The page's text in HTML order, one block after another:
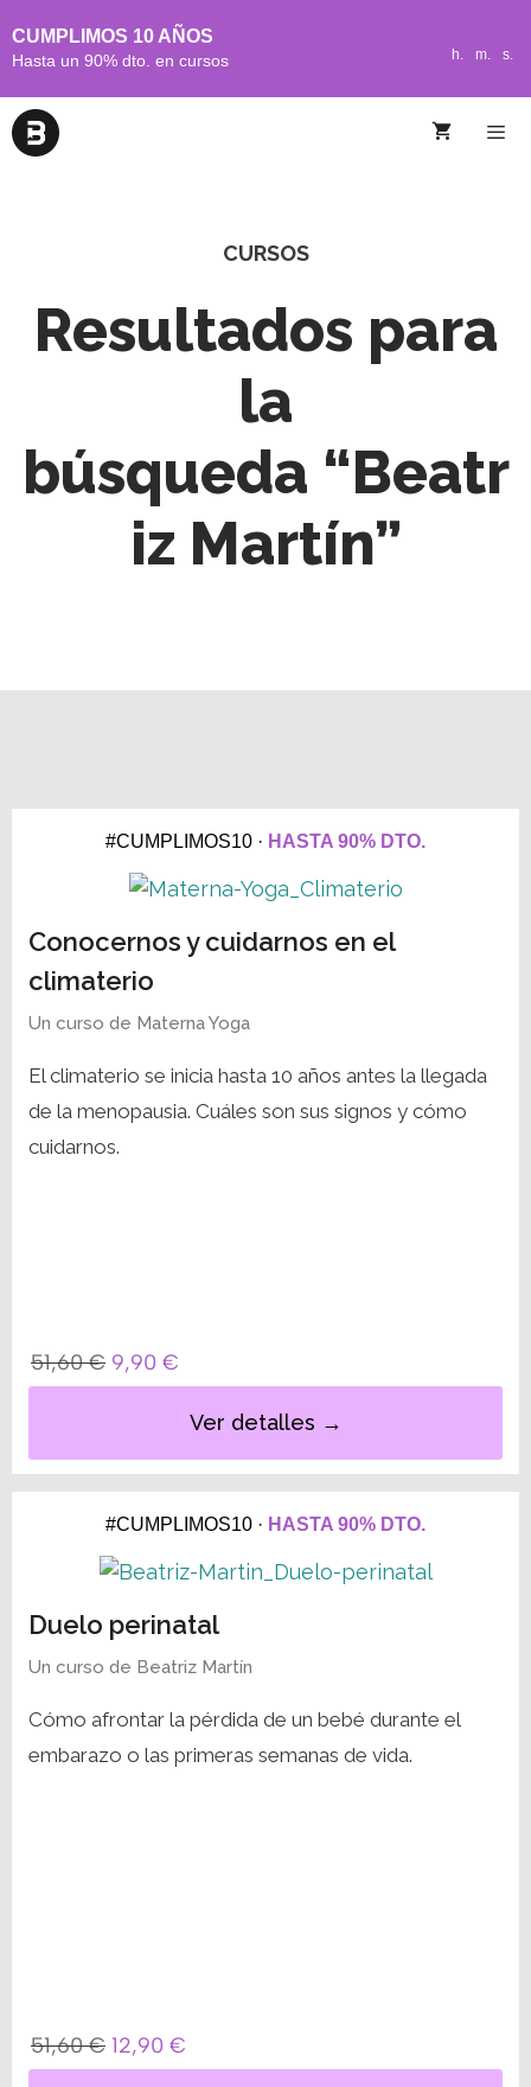
CUMPLIMOS 10 AÑOS
Hasta un 90% dto. en cursos h. m. s.
CURSOS
Resultados para
la
búsqueda “Beatr
iz Martín”
#CUMPLIMOS10 · HASTA 90% DTO.
Conocernos y cuidarnos en el
climaterio
Un curso de Materna Yoga
El climaterio se inicia hasta 10 años antes la llegada
de la menopausia. Cuáles son sus signos y cómo
cuidarnos.
51,60€ 9,90 €
Ver detalles →
#CUMPLIMOS10 · HASTA 90% DTO.
Duelo perinatal
Un curso de Beatriz Martín
Cómo afrontar la pérdida de un bebé durante el
embarazo o las primeras semanas de vida.
51,60€ 12,90 €